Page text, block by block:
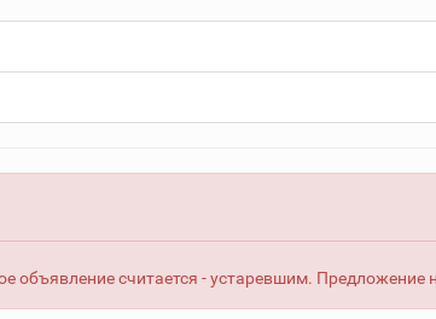
объявление считается - устаревшим. Предложение